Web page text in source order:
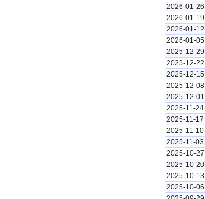
2026-01-26
2026-01-19
2026-01-12
2026-01-05
2025-12-29
2025-12-22
2025-12-15
2025-12-08
2025-12-01
2025-11-24
2025-11-17
2025-11-10
2025-11-03
2025-10-27
2025-10-20
2025-10-13
2025-10-06